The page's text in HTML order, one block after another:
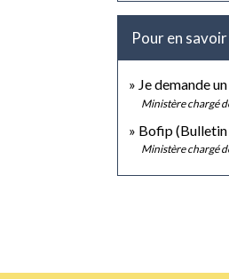
Pour en savoir
Je demande
Ministère chargé
Bofip
Ministère chargé